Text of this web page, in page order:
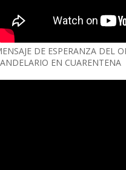
DE ESPERANZA DEL
EN CUARENTENA